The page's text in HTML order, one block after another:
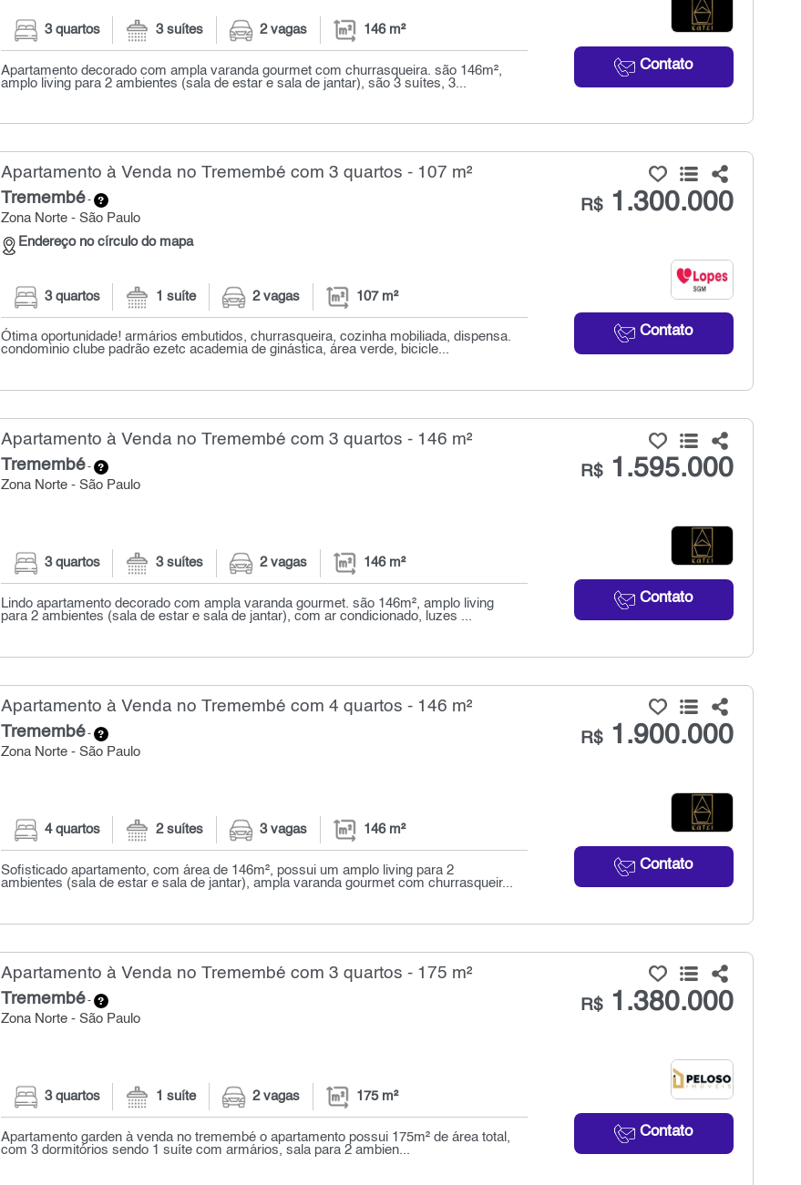
Contato
3 quartos 3 suítes 2 vagas 146 m²
Apartamento decorado com ampla varanda gourmet com churrasqueira. são 146m²,
amplo living para 2 ambientes (sala de estar e sala de jantar), são 3 suítes, 3...
Apartamento à Venda no Tremembé com 3 quartos - 107 m²
Tremembé-
Zona Norte - São Paulo
Endereço no círculo do mapa
R$1.300.000
Contato
3 quartos 1 suíte 2 vagas 107 m²
Ótima oportunidade! armários embutidos, churrasqueira, cozinha mobiliada, dispensa.
condominio clube padrão ezetc academia de ginástica, área verde, bicicle...
Apartamento à Venda no Tremembé com 3 quartos - 146 m²
Tremembé-
Zona Norte - São Paulo
R$1.595.000
Contato
3 quartos 3 suítes 2 vagas 146 m²
Lindo apartamento decorado com ampla varanda gourmet. são 146m², amplo living
para 2 ambientes (sala de estar e sala de jantar), com ar condicionado, luzes ...
Apartamento à Venda no Tremembé com 4 quartos - 146 m²
Tremembé-
Zona Norte - São Paulo
R$1.900.000
Contato
4 quartos 2 suítes 3 vagas 146 m²
Sofisticado apartamento, com área de 146m², possui um amplo living para 2
ambientes (sala de estar e sala de jantar), ampla varanda gourmet com churrasqueir...
Apartamento à Venda no Tremembé com 3 quartos - 175 m²
Tremembé-
Zona Norte - São Paulo
R$1.380.000
Contato
3 quartos 1 suíte 2 vagas 175 m²
Apartamento garden à venda no tremembé o apartamento possui 175m² de área total,
com 3 dormitórios sendo 1 suíte com armários, sala para 2 ambien...